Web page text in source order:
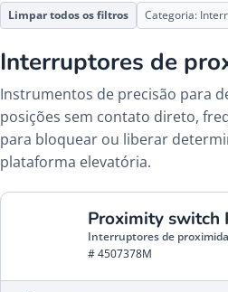
Limpar todos os filtros Categoria:
Interruptores de
Instrumentos de precisão para
posições sem contato direto,
para bloquear ou liberar
plataforma elevatória.
Proximity switch
Interruptores de
# 4507378M